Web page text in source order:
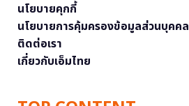
นโยบายคุกกี้
นโยบายการคุ้มครองข้อมูลส่วนบุคคล
ติดต่อเรา
เกี่ยวกับเอ็มไทย